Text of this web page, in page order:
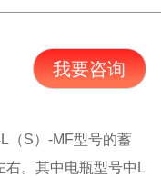
我要咨询
（S）-MF型号的蓄
右。其中电瓶型号中L